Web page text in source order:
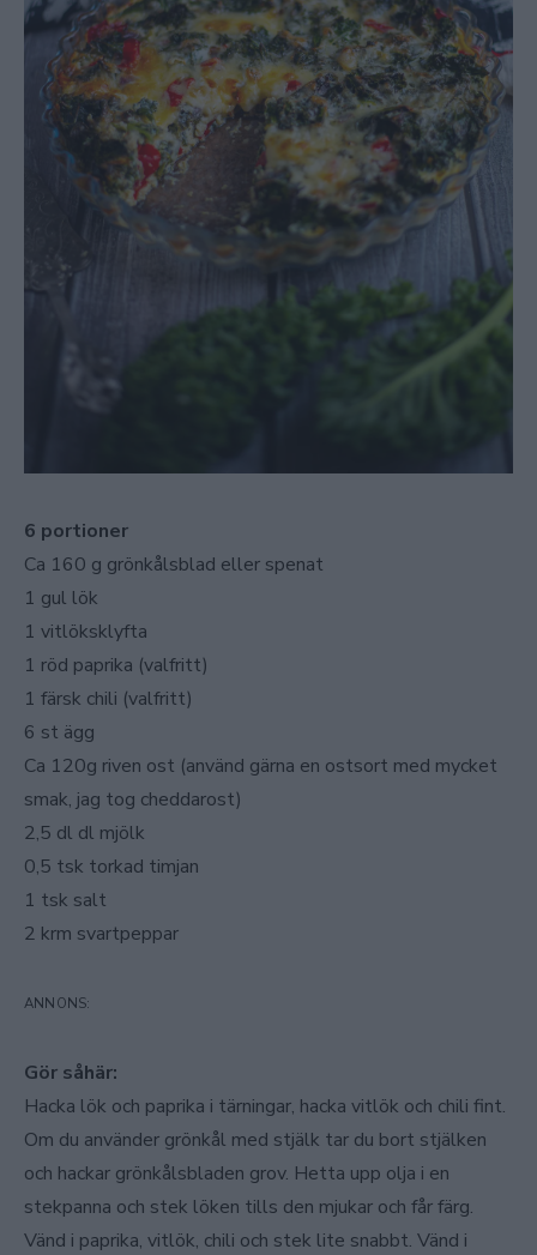
6 portioner
Ca 160 g grönkålsblad eller spenat
1 gul lök
1 vitlöksklyfta
1 röd paprika (valfritt)
1 färsk chili (valfritt)
6 st ägg
Ca 120g riven ost (använd gärna en ostsort med mycket
smak, jag tog cheddarost)
2,5 dl dl mjölk
0,5 tsk torkad timjan
1 tsk salt
2 krm svartpeppar
Gör såhär:
Hacka lök och paprika i tärningar, hacka vitlök och chili fint.
Om du använder grönkål med stjälk tar du bort stjälken
och hackar grönkålsbladen grov. Hetta upp olja i en
stekpanna och stek löken tills den mjukar och får färg.
Vänd i paprika, vitlök, chili och stek lite snabbt. Vänd i